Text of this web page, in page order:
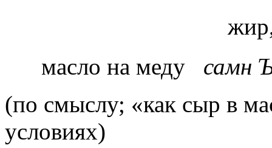
масло на меду самн
(по смыслу; «как сыр в
условиях)